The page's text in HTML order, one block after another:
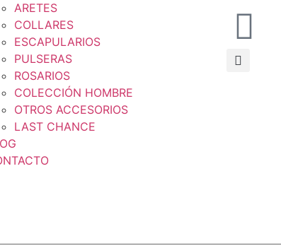
ARETES
COLLARES
ESCAPULARIOS
PULSERAS
ROSARIOS
COLECCIÓN HOMBRE
OTROS ACCESORIOS
LAST CHANCE